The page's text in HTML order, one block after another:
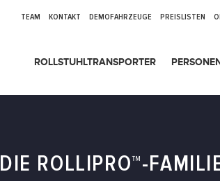
TEAM KONTAKT DEMOFAHRZEUGE PREISLISTEN
ROLLSTUHLTRANSPORTER
DIE ROLLIPRO™-